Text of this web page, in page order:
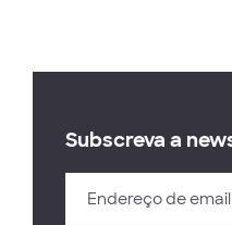
Subscreva a